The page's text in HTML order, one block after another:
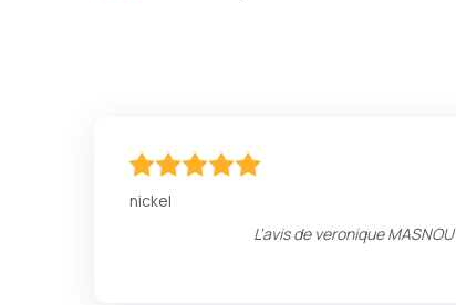
nickel
L'avis de veronique MASNOU